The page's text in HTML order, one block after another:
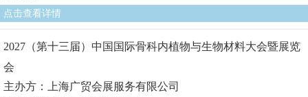
点击查看详情
2027（第十三届）中国国际骨科内植物与生物材料大会暨展览
会
主办方：上海广贸会展服务有限公司